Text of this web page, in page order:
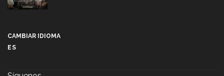
CAMBIAR IDIOMA
ES